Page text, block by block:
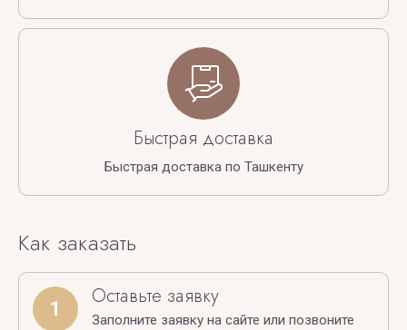
Быстрая доставка
Быстрая доставка по Ташкенту
Как заказать
1 Оставьте заявку
Заполните заявку на сайте или позвоните